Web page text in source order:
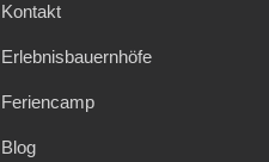
Kontakt
Erlebnisbauernhöfe
Feriencamp
Blog